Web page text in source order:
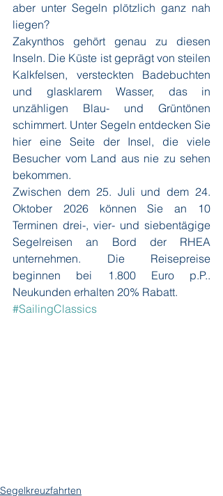
aber unter Segeln plötzlich ganz nah
liegen?
Zakynthos gehört genau zu diesen
Inseln. Die Küste ist geprägt von steilen
Kalkfelsen, versteckten Badebuchten
und glasklarem Wasser, das in
unzähligen Blau- und Grüntönen
schimmert. Unter Segeln entdecken Sie
hier eine Seite der Insel, die viele
Besucher vom Land aus nie zu sehen
bekommen.
Zwischen dem 25. Juli und dem 24.
Oktober 2026 können Sie an 10
Terminen drei-, vier- und siebentägige
Segelreisen an Bord der RHEA
unternehmen. Die Reisepreise
beginnen bei 1.800 Euro p.P..
Neukunden erhalten 20% Rabatt.
#SailingClassics
Segelkreuzfahrten